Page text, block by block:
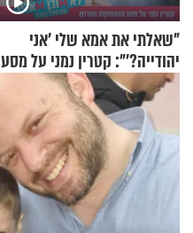
"שאלתי את אמא שלי 'אני
יהודייה?'": קטרין נמני על מסע
ההתחזקות המרגש